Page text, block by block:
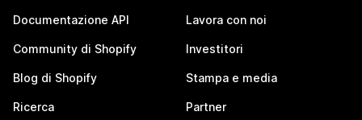
Documentazione API
Community di Shopify
Blog di Shopify
Ricerca
Lavora con noi
Investitori
Stampa e media
Partner